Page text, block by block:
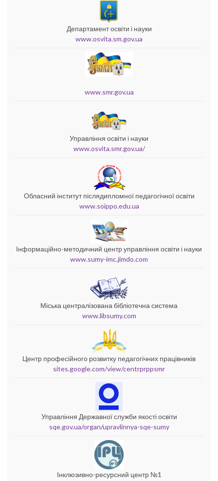
Департамент освіти і науки
www.osvita.sm.gov.ua
www.smr.gov.ua
Управління освіти і науки
www.osvita.smr.gov.ua/
Обласний інститут післядипломної педагогічної освіти
www.soippo.edu.ua
Інформаційно-методичний центр управління освіти і науки
www.sumy-imc.jimdo.com
Міська централізована бібліотечна система
www.libsumy.com
Центр професійного розвитку педагогічних працівників
sites.google.com/view/centrprppsmr
Управління Державної служби якості освіти
sqe.gov.ua/organ/upravlinnya-sqe-sumy
Інклюзивно-ресурсний центр №1